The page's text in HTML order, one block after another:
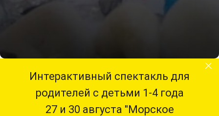
Интерактивный спектакль для
родителей с детьми 1-4 года
27 и 30 августа "Морское